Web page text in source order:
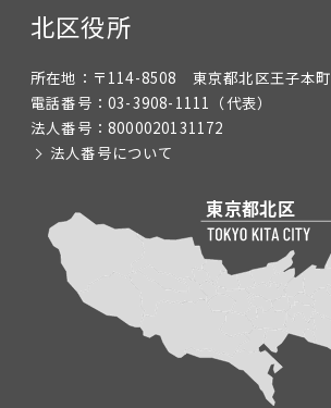
北区役所
所在地： 〒114-8508 東京都北区王子本
電話番号： 03-3908-1111 （代表）
法人番号： 8000020131172
法人番号について